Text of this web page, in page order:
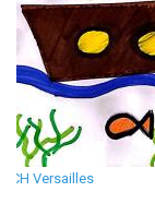
CH Versailles